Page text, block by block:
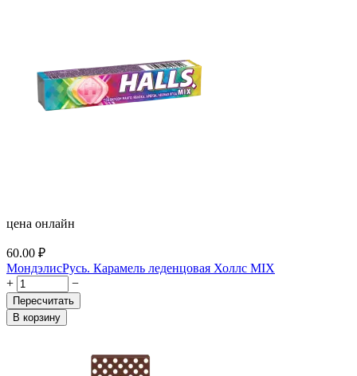
цена онлайн
60.00 ₽
МондэлисРусь. Карамель леденцовая Холлс MIX
+
−
Пересчитать
В корзину